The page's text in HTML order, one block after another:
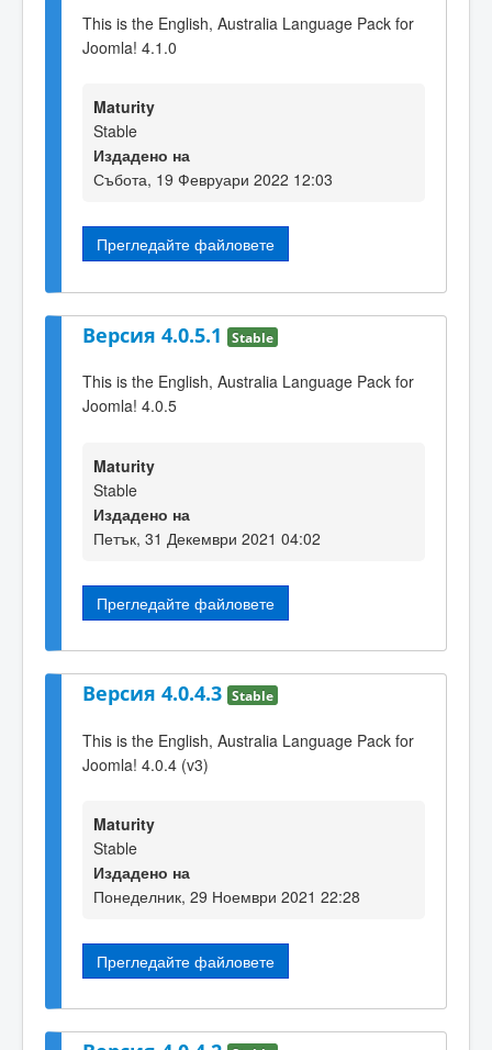
This is the English, Australia Language Pack for
Joomla! 4.1.0
Maturity
Stable
Издадено на
Събота, 19 Февруари 2022 12:03
Прегледайте файловете
Версия 4.0.5.1 Stable
This is the English, Australia Language Pack for
Joomla! 4.0.5
Maturity
Stable
Издадено на
Петък, 31 Декември 2021 04:02
Прегледайте файловете
Версия 4.0.4.3 Stable
This is the English, Australia Language Pack for
Joomla! 4.0.4 (v3)
Maturity
Stable
Издадено на
Понеделник, 29 Ноември 2021 22:28
Прегледайте файловете